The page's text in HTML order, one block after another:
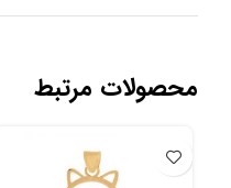
محصولات مرتبط